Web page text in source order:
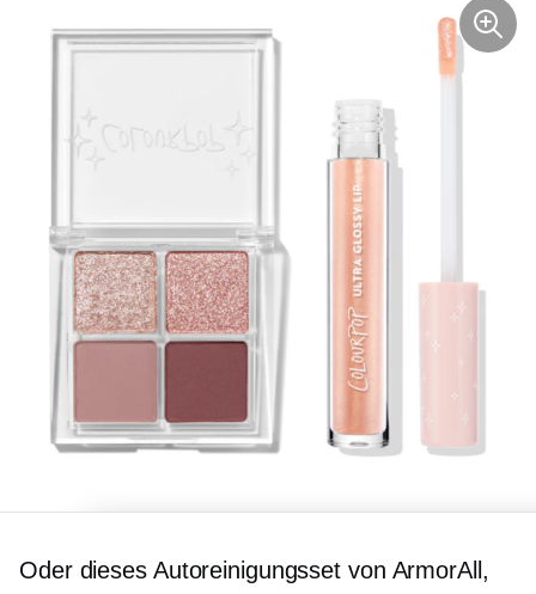
Oder dieses Autoreinigungsset von ArmorAll,